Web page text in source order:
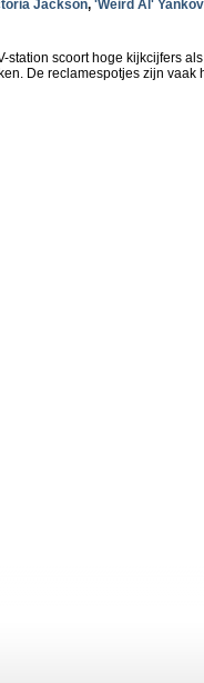
Jackson, 'Weird Al'
station scoort hoge kijkcijfers
De reclamespotjes zijn